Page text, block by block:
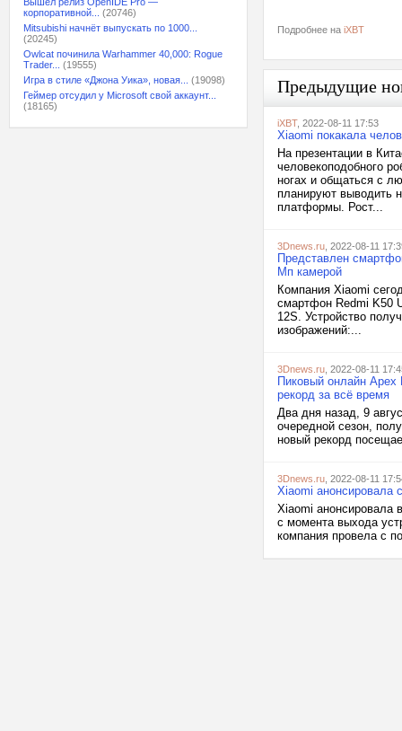
корпоративной...
(20746)
Mitsubishi начнёт выпускать по 1000...
(20245)
Owlcat починила Warhammer 40,000: Rogue
Trader...
(19555)
Игра в стиле «Джона Уика», новая...
(19098)
Геймер отсудил у Microsoft свой аккаунт...
(18165)
Подробнее на iXBT
Предыдущие
iXBT, 2022-08-11 17:53
Xiaomi покакала
На презентации в
человекоподобного
ногах и общаться с
планируют выводить
платформы. Рост...
3Dnews.ru , 2022-08-11
Представлен
Мп камерой
Компания Xiaomi
смартфон Redmi K50
12S. Устройство
изображений:...
3Dnews.ru , 2022-08-11
Пиковый онлайн Apex
рекорд за всё время
Два дня назад, 9
очередной сезон,
новый рекорд
3Dnews.ru , 2022-08-11
Xiaomi анонсировала
Xiaomi анонсировала
с момента выхода
компания провела с